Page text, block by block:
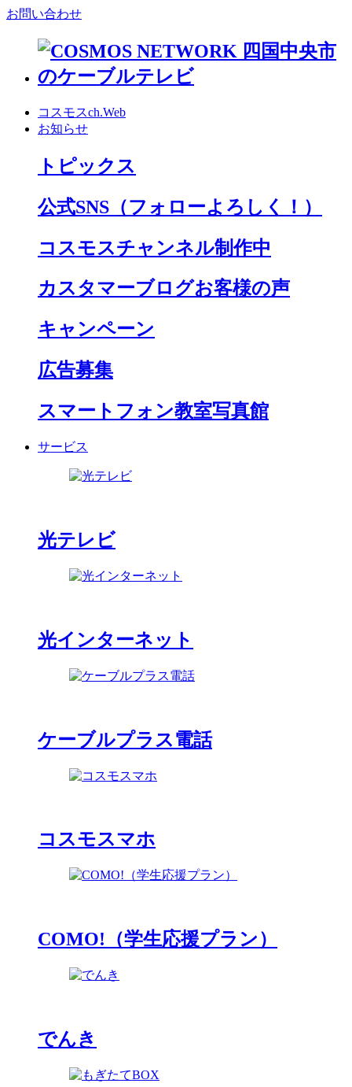
お問い合わせ
コスモスch.Web
お知らせ
トピックス
公式SNS （フォローよろしく！）
コスモスチャンネル制作中
カスタマーブログお客様の声
キャンペーン
広告募集
スマートフォン教室写真館
サービス
光テレビ
光インターネット
ケーブルプラス電話
コスモスマホ
COMO!（学生応援プラン）
でんき